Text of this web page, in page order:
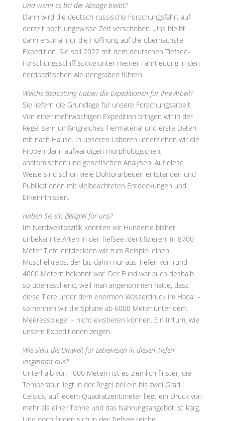
Und wenn es bei der Absage bleibt?
Dann wird die deutsch-russische Forschungsfahrt auf
derzeit noch ungewisse Zeit verschoben. Uns bleibt
dann erstmal nur die Hoffnung auf die übernächste
Expedition. Sie soll 2022 mit dem deutschen Tiefsee-
ForschungsschiffSonneunter meiner Fahrtleitung in den
nordpazifischen Aleutengraben führen.
Welche Bedeutung haben die Expeditionen für Ihre Arbeit?
Sie liefern die Grundlage für unsere Forschungsarbeit.
Von einer mehrwöchigen Expedition bringen wir in der
Regel sehr umfangreiches Tiermaterial und erste Daten
mit nach Hause. In unseren Laboren unterziehen wir die
Proben dann aufwändigen morphologischen,
anatomischen und genetischen Analysen. Auf diese
Weise sind schon viele Doktorarbeiten entstanden und
Publikationen mit vielbeachteten Entdeckungen und
Erkenntnissen.
Haben Sie ein Beispiel für uns?
Im Nordwestpazifik konnten wir Hunderte bisher
unbekannte Arten in der Tiefsee identifizieren. In 8700
Meter Tiefe entdeckten wir zum Beispiel einen
Muschelkrebs, der bis dahin nur aus Tiefen von rund
4000 Metern bekannt war. Der Fund war auch deshalb
so überraschend, weil man angenommen hatte, dass
diese Tiere unter dem enormen Wasserdruck im Hadal –
so nennen wir die Sphäre ab 6000 Meter unter dem
Meeresspiegel – nicht existieren können. Ein Irrtum, wie
unsere Expeditionen zeigen.
Wie sieht die Umwelt für Lebewesen in diesen Tiefen
insgesamt aus?
Unterhalb von 1000 Metern ist es ziemlich finster, die
Temperatur liegt in der Regel bei ein bis zwei Grad
Celsius, auf jedem Quadratzentimeter liegt ein Druck von
mehr als einer Tonne und das Nahrungsangebot ist karg.